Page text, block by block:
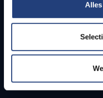
Studenten
PhD-studenten
Leerkrachten en